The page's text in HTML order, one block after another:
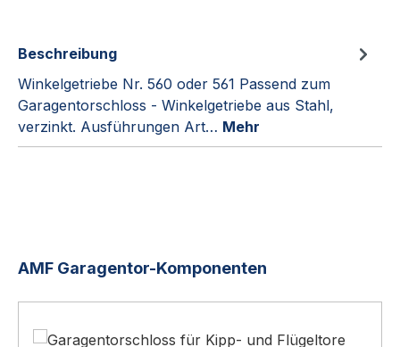
Beschreibung
Winkelgetriebe Nr. 560 oder 561 Passend zum
Garagentorschloss - Winkelgetriebe aus Stahl,
verzinkt. Ausführungen Art… Mehr
Produktgalerie überspringen
AMF Garagentor-Komponenten